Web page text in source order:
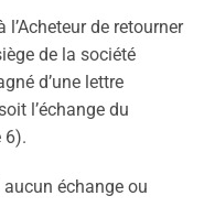
l’Acheteur de retourner
de la société
d’une lettre
l’échange du
6).
échange ou